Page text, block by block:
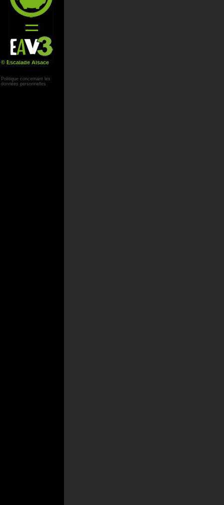
© Escalade Alsace
Politique concernant les
données personnelles